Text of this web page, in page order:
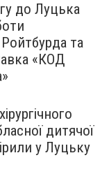
до Луцька
та
«КОД
дитячої
у Луцьку